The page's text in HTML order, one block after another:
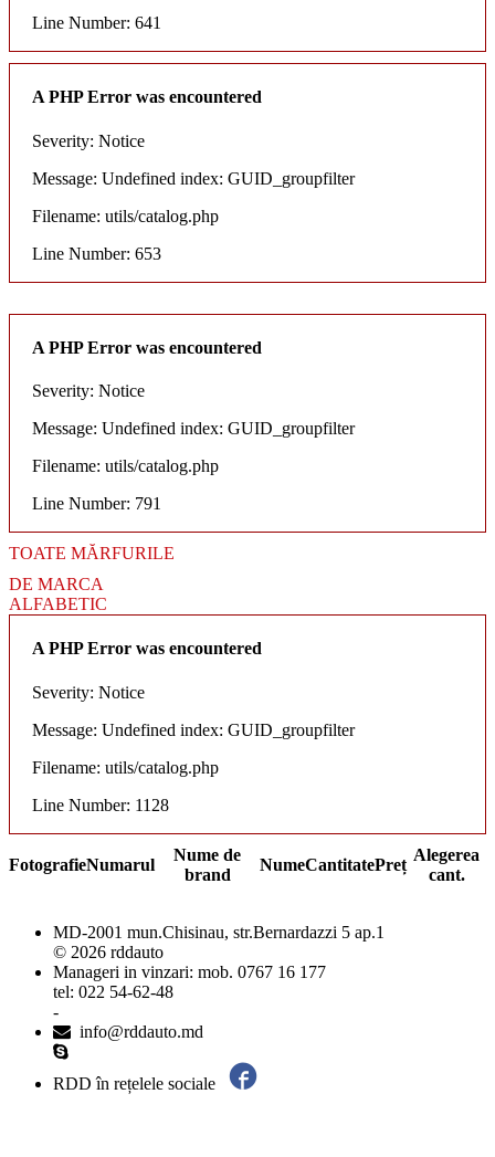
Line Number: 641
A PHP Error was encountered
Severity: Notice
Message: Undefined index: GUID_groupfilter
Filename: utils/catalog.php
Line Number: 653
A PHP Error was encountered
Severity: Notice
Message: Undefined index: GUID_groupfilter
Filename: utils/catalog.php
Line Number: 791
TOATE MĂRFURILE
DE MARCA
ALFABETIC
A PHP Error was encountered
Severity: Notice
Message: Undefined index: GUID_groupfilter
Filename: utils/catalog.php
Line Number: 1128
FotografieNumarul
Nume de
brand
NumeCantitatePreț
Alegerea
cant.
MD-2001 mun.Chisinau, str.Bernardazzi 5 ap.1
© 2026 rddauto
Manageri in vinzari: mob. 0767 16 177
tel: 022 54-62-48
-
info@rddauto.md
RDD în rețelele sociale